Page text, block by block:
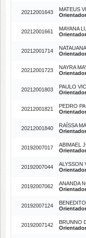
20212001643
MATEUS
20212001661
MAYANA
20212001714
20212001723
NAYRA
20212001803
PAULO
20212001821
PEDRO
20212001840
RAÍSSA
20192007017
ABIMAEL
20192007044
ALYSSON
20192007062
ANANDA
20192007124
20192007142
BRUNNO